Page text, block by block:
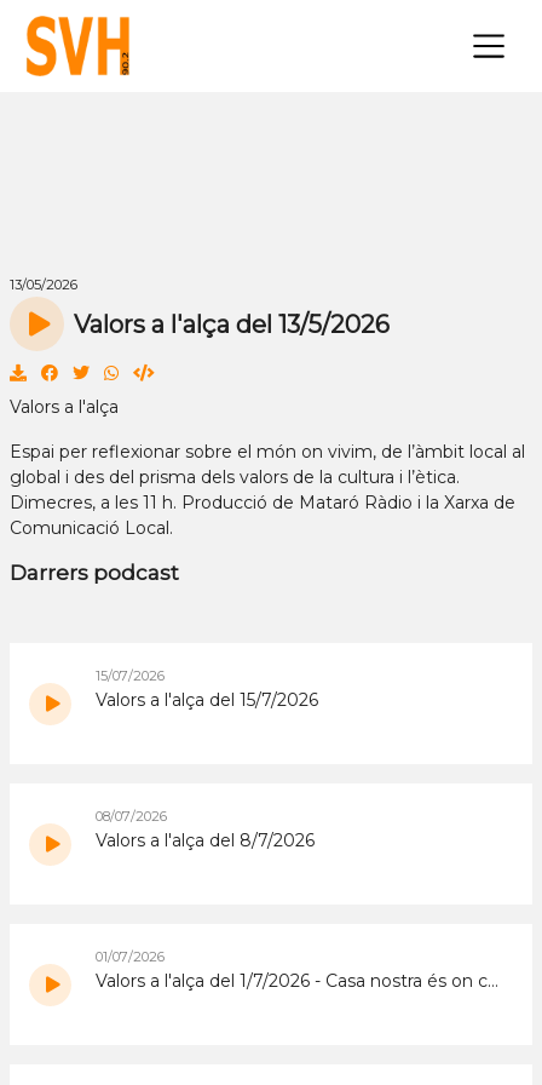
×
13/05/2026
Valors a l'alça del 13/5/2026
Valors a l'alça
Espai per reflexionar sobre el món on vivim, de l’àmbit local al
global i des del prisma dels valors de la cultura i l’ètica.
Dimecres, a les 11 h. Producció de Mataró Ràdio i la Xarxa de
Comunicació Local.
Darrers podcast
15/07/2026
Valors a l'alça del 15/7/2026
08/07/2026
Valors a l'alça del 8/7/2026
01/07/2026
Valors a l'alça del 1/7/2026 - Casa nostra és on construïm la nostra vida